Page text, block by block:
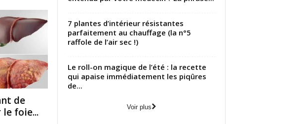
de
foie...
7 plantes d’intérieur résistantes
parfaitement au chauffage (la n°5
raffole de l’air sec !)
Le roll-on magique de l’été : la recette
qui apaise immédiatement les piqûres
de...
Voir plus